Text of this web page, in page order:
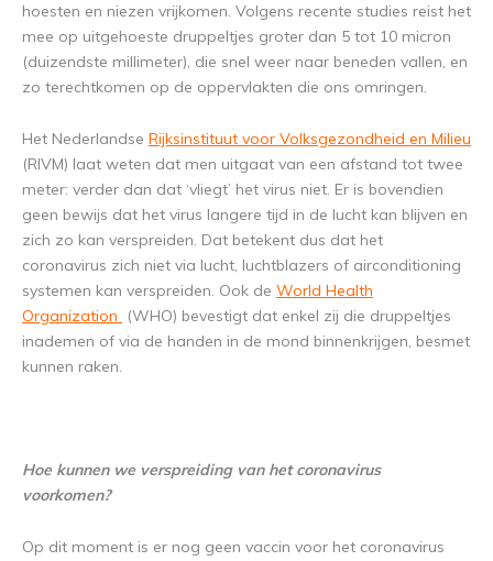
hoesten en niezen vrijkomen. Volgens recente studies reist het
mee op uitgehoeste druppeltjes groter dan 5 tot 10 micron
(duizendste millimeter), die snel weer naar beneden vallen, en
zo terechtkomen op de oppervlakten die ons omringen.
Het Nederlandse Rijksinstituut voor Volksgezondheid en Milieu
(RIVM) laat weten dat men uitgaat van een afstand tot twee
meter: verder dan dat ‘vliegt’ het virus niet. Er is bovendien
geen bewijs dat het virus langere tijd in de lucht kan blijven en
zich zo kan verspreiden. Dat betekent dus dat het
coronavirus zich niet via lucht, luchtblazers of airconditioning
systemen kan verspreiden. Ook de World Health
Organization
(WHO) bevestigt dat enkel zij die druppeltjes
inademen of via de handen in de mond binnenkrijgen, besmet
kunnen raken.
Hoe kunnen we verspreiding van het coronavirus
voorkomen?
Op dit moment is er nog geen vaccin voor het coronavirus